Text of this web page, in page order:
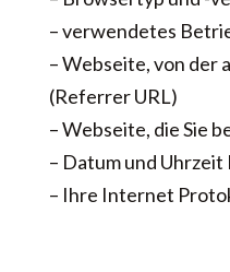
– verwendetes
– Webseite, von der
(Referrer URL)
– Webseite, die Sie
– Datum und
– Ihre Internet